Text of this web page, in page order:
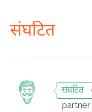
संघटित
संघटित
partner